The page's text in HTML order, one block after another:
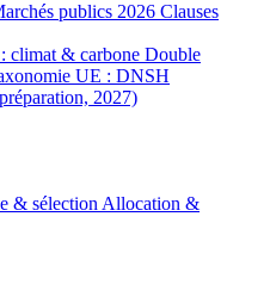
publics 2026 Clauses
climat & carbone Double
UE : DNSH
2027)
& sélection Allocation &